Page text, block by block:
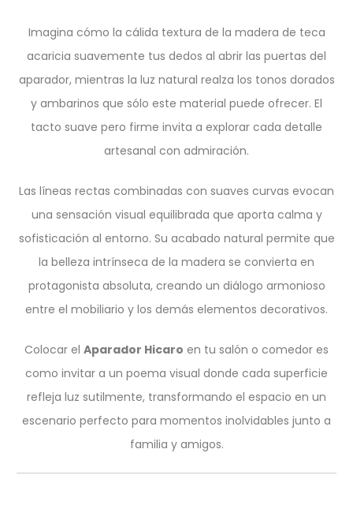
Imagina cómo la cálida textura de la madera de teca
acaricia suavemente tus dedos al abrir las puertas del
aparador, mientras la luz natural realza los tonos dorados
y ambarinos que sólo este material puede ofrecer. El
tacto suave pero firme invita a explorar cada detalle
artesanal con admiración.
Las líneas rectas combinadas con suaves curvas evocan
una sensación visual equilibrada que aporta calma y
sofisticación al entorno. Su acabado natural permite que
la belleza intrínseca de la madera se convierta en
protagonista absoluta, creando un diálogo armonioso
entre el mobiliario y los demás elementos decorativos.
Colocar el Aparador Hicaro en tu salón o comedor es
como invitar a un poema visual donde cada superficie
refleja luz sutilmente, transformando el espacio en un
escenario perfecto para momentos inolvidables junto a
familia y amigos.